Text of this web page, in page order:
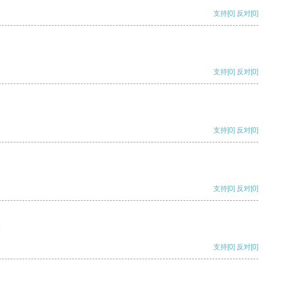
支持[0] 反对[0]
支持[0] 反对[0]
支持[0] 反对[0]
支持[0] 反对[0]
支持[0] 反对[0]